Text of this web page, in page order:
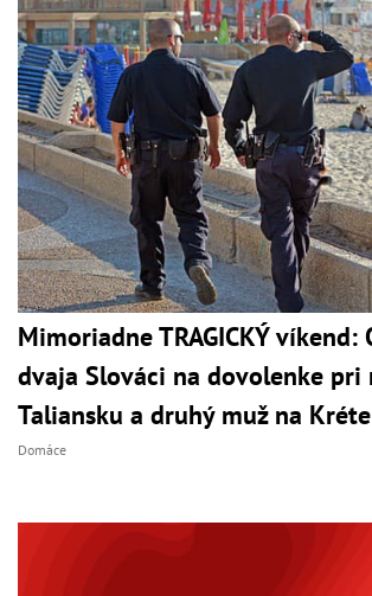
Mimoriadne TRAGICKÝ
dvaja Slováci na dovolenke pri
Taliansku a druhý muž na Kréte
Domáce